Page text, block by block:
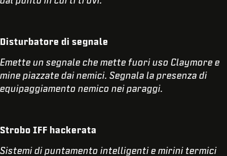
Disturbatore di segnale
Emette un segnale che mette fuori uso Claymore e
mine piazzate dai nemici. Segnala la presenza di
equipaggiamento nemico nei paraggi.
Strobo IFF hackerata
Sistemi di puntamento intelligenti e mirini termici